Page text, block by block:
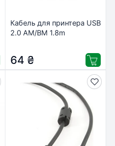
Кабель для принтера USB
2.0 AM/BM 1.8m
64 ₴